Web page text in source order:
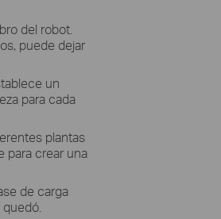
del robot.
puede dejar
un
para cada
plantas
para crear una
de carga